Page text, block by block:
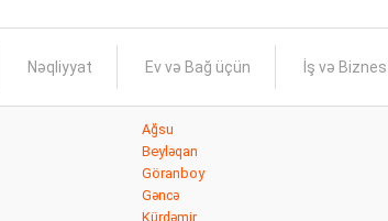
Nəqliyyat Ev və Bağ üçün İş və
Ağsu
Beyləqan
Göranboy
Gəncə
Kürdəmir